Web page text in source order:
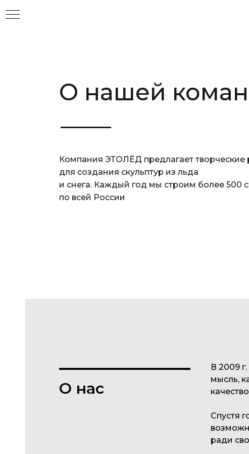
О нашей
Компания ЭТОЛЁД предлагает творческие
для создания скульптур из льда
и снега. Каждый год мы строим более 500
по всей России
О нас
В 2009
мысль,
Спустя
ради